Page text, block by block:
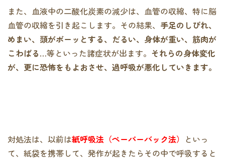
また、血液中の二酸化炭素の減少は、血管の収縮、特に脳
血管の収縮を引き起こします。その結果、 手足のしびれ、
めまい、頭がボーッとする、だるい、身体が重い、筋肉が
こわばる…等といった諸症状が出ます。 それらの身体変化
が、更に恐怖をもよおさせ、過呼吸が悪化していきます。
対処法は、以前は紙呼吸法（ペーパーバック法） といっ
て、紙袋を携帯して、発作が起きたらその中で呼吸すると